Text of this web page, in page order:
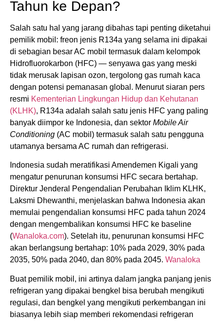
Tahun ke Depan?
Salah satu hal yang jarang dibahas tapi penting diketahui
pemilik mobil: freon jenis R134a yang selama ini dipakai
di sebagian besar AC mobil termasuk dalam kelompok
Hidrofluorokarbon (HFC) — senyawa gas yang meski
tidak merusak lapisan ozon, tergolong gas rumah kaca
dengan potensi pemanasan global. Menurut siaran pers
resmi Kementerian Lingkungan Hidup dan Kehutanan
(KLHK), R134a adalah salah satu jenis HFC yang paling
banyak diimpor ke Indonesia, dan sektor Mobile Air
Conditioning (AC mobil) termasuk salah satu pengguna
utamanya bersama AC rumah dan refrigerasi.
Indonesia sudah meratifikasi Amendemen Kigali yang
mengatur penurunan konsumsi HFC secara bertahap.
Direktur Jenderal Pengendalian Perubahan Iklim KLHK,
Laksmi Dhewanthi, menjelaskan bahwa Indonesia akan
memulai pengendalian konsumsi HFC pada tahun 2024
dengan mengembalikan konsumsi HFC ke baseline
(Wanaloka.com). Setelah itu, penurunan konsumsi HFC
akan berlangsung bertahap: 10% pada 2029, 30% pada
2035, 50% pada 2040, dan 80% pada 2045. Wanaloka
Buat pemilik mobil, ini artinya dalam jangka panjang jenis
refrigeran yang dipakai bengkel bisa berubah mengikuti
regulasi, dan bengkel yang mengikuti perkembangan ini
biasanya lebih siap memberi rekomendasi refrigeran